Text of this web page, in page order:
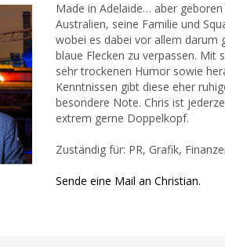
Made in Adelaide… aber
Australien, seine Familie und
wobei es dabei vor allem darum
blaue Flecken zu verpassen. Mit
sehr trockenen Humor sowie
Kenntnissen gibt diese eher
besondere Note. Chris ist
extrem gerne Doppelkopf.
Zuständig für: PR, Grafik,
Sende eine Mail an Christian.